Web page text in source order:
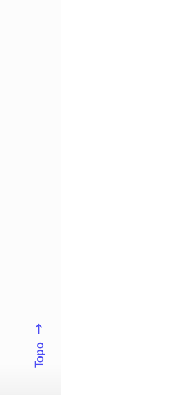
↑
Topo